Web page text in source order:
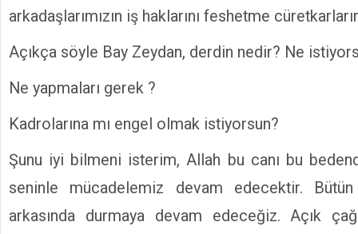
arkadaşlarımızın iş haklarını feshetme
Açıkça söyle Bay Zeydan, derdin nedir? Ne
Ne yapmaları gerek ?
Kadrolarına mı engel olmak istiyorsun?
Şunu iyi bilmeni isterim, Allah bu canı bu
seninle mücadelemiz devam edecektir. Bütün
arkasında durmaya devam edeceğiz. Açık